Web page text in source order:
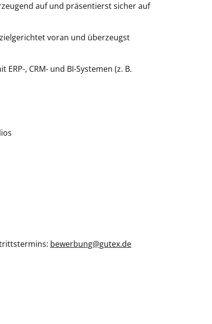
auf und präsentierst sicher auf
voran und überzeugst
, CRM- und BI-Systemen (z. B.
bewerbung@gutex.de